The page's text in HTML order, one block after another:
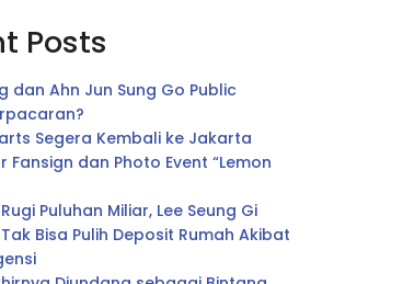
Posts
dan Ahn Jun Sung Go Public
Segera Kembali ke Jakarta
Fansign dan Photo Event “Lemon
Puluhan Miliar, Lee Seung Gi
Bisa Pulih Deposit Rumah Akibat